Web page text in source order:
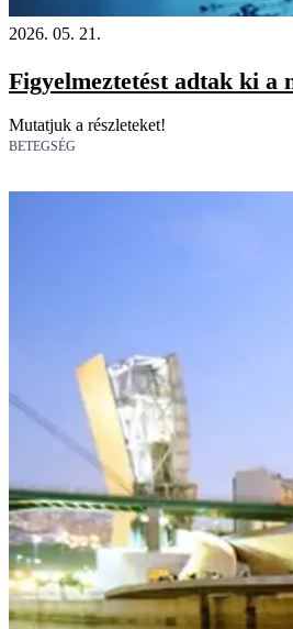
2026. 05. 21.
Figyelmeztetést adtak ki a
Mutatjuk a részleteket!
BETEGSÉG